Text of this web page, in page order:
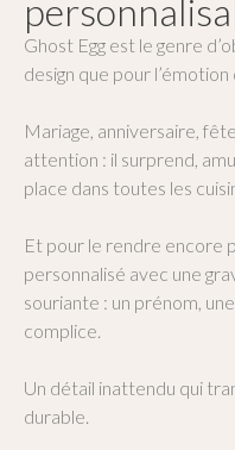
Ghost Egg est le genre
design que pour l’émotion
Mariage, anniversaire,
attention : il surprend,
place dans toutes les
Et pour le rendre encore
personnalisé avec une
souriante : un prénom,
complice.
Un détail inattendu qui
durable.